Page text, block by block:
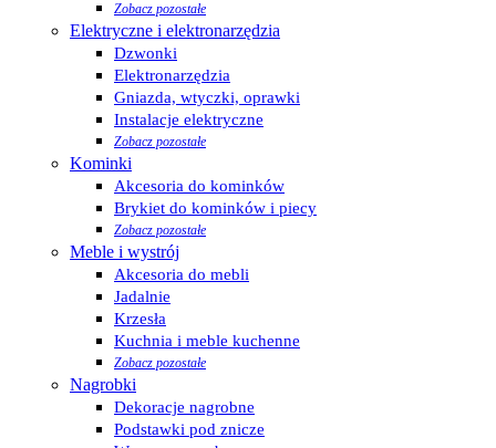
Zobacz pozostałe
Elektryczne i elektronarzędzia
Dzwonki
Elektronarzędzia
Gniazda, wtyczki, oprawki
Instalacje elektryczne
Zobacz pozostałe
Kominki
Akcesoria do kominków
Brykiet do kominków i piecy
Zobacz pozostałe
Meble i wystrój
Akcesoria do mebli
Jadalnie
Krzesła
Kuchnia i meble kuchenne
Zobacz pozostałe
Nagrobki
Dekoracje nagrobne
Podstawki pod znicze